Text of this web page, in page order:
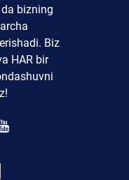
da bizning
Biz
HAR bir